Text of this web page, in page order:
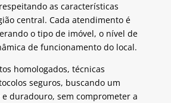
as características
central. Cada atendimento é
o tipo de imóvel, o nível de
de funcionamento do local.
homologados, técnicas
seguros, buscando um
duradouro, sem comprometer a